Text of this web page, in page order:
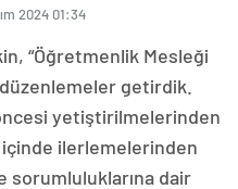
2024 01:34
“Öğretmenlik Mesleği
getirdik.
yetiştirilmelerinden
ilerlemelerinden
sorumluluklarına dair